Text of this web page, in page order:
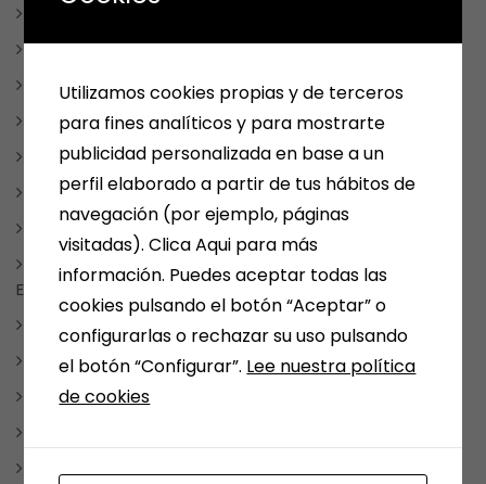
LIBROS INFANTILES Y JUVENILES
LITERATURA FANTÁSTICA
LITERATURA ROMÁNTICA
MANGA Y COMIC
TAUROMAQUIA
MEDINA DEL CAMPO
NOTICIAS, FRASES, CURIOSIDADES, EVENTOS, DÍAS
ESPECIALES
NUESTRAS SELECCIONES POR TEMAS
PAPELERIA
REDES SOCIALES
Utilizamos cookies propias y de terceros
para fines analíticos y para mostrarte
publicidad personalizada en base a un
perfil elaborado a partir de tus hábitos de
navegación (por ejemplo, páginas
visitadas). Clica Aqui para más
información. Puedes aceptar todas las
cookies pulsando el botón “Aceptar” o
configurarlas o rechazar su uso pulsando
el botón “Configurar”. Lee nuestra política
de cookies